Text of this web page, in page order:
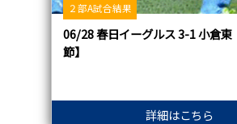
２部A試合結果
06/28 春日イーグルス 3-1 小倉東
節】
詳細はこちら